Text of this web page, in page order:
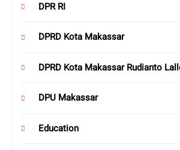
DPR RI
DPRD Kota Makassar
DPRD Kota Makassar Rudianto
DPU Makassar
Education